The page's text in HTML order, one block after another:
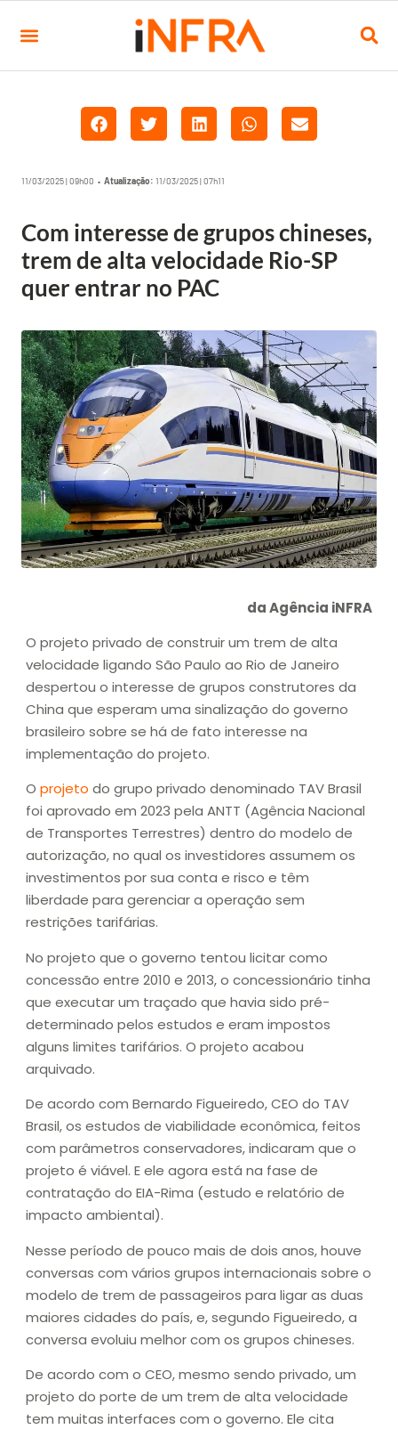
11/03/2025 | 09h00 • Atualização: 11/03/2025 | 07h11
Com interesse de grupos chineses,
trem de alta velocidade Rio-SP
quer entrar no PAC
da Agência iNFRA
O projeto privado de construir um trem de alta
velocidade ligando São Paulo ao Rio de Janeiro
despertou o interesse de grupos construtores da
China que esperam uma sinalização do governo
brasileiro sobre se há de fato interesse na
implementação do projeto.
O projeto do grupo privado denominado TAV Brasil
foi aprovado em 2023 pela ANTT (Agência Nacional
de Transportes Terrestres) dentro do modelo de
autorização, no qual os investidores assumem os
investimentos por sua conta e risco e têm
liberdade para gerenciar a operação sem
restrições tarifárias.
No projeto que o governo tentou licitar como
concessão entre 2010 e 2013, o concessionário tinha
que executar um traçado que havia sido pré-
determinado pelos estudos e eram impostos
alguns limites tarifários. O projeto acabou
arquivado.
De acordo com Bernardo Figueiredo, CEO do TAV
Brasil, os estudos de viabilidade econômica, feitos
com parâmetros conservadores, indicaram que o
projeto é viável. E ele agora está na fase de
contratação do EIA-Rima (estudo e relatório de
impacto ambiental).
Nesse período de pouco mais de dois anos, houve
conversas com vários grupos internacionais sobre o
modelo de trem de passageiros para ligar as duas
maiores cidades do país, e, segundo Figueiredo, a
conversa evoluiu melhor com os grupos chineses.
De acordo com o CEO, mesmo sendo privado, um
projeto do porte de um trem de alta velocidade
tem muitas interfaces com o governo. Ele cita